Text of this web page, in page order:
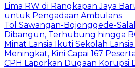
Lima RW di Rangkapan Jaya
untuk Pengadaan Ambulans
Tol Sawangan-Bojonggede-
Dibangun, Terhubung hingga
Minat Lansia Ikuti Sekolah
Meningkat, Kini Capai 167
CPH Laporkan Dugaan Korupsi